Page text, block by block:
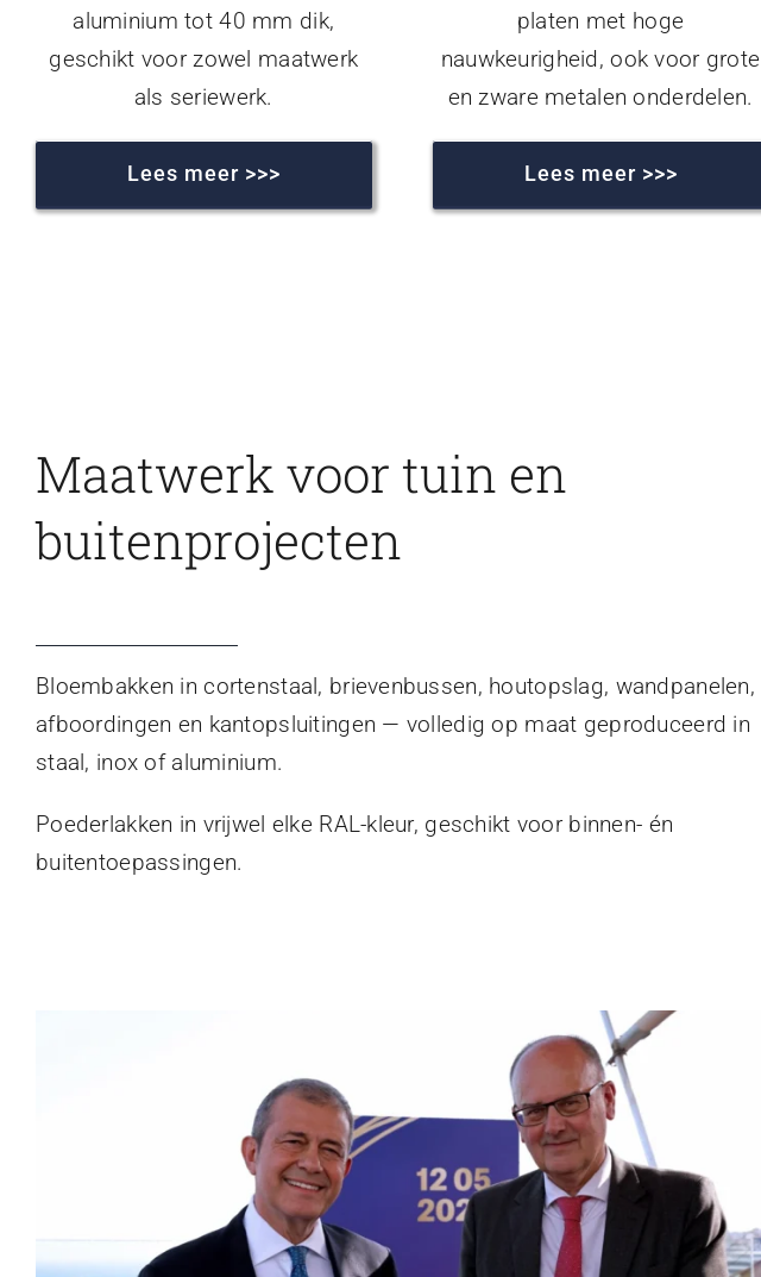
aluminium tot 40 mm dik,
geschikt voor zowel maatwerk
als seriewerk.
Lees meer >>>
platen met hoge
nauwkeurigheid, ook voor grote
en zware metalen onderdelen.
Lees meer >>>
Maatwerk voor tuin en
buitenprojecten
Bloembakken in cortenstaal, brievenbussen, houtopslag, wandpanelen,
afboordingen en kantopsluitingen — volledig op maat geproduceerd in
staal, inox of aluminium.
Poederlakken in vrijwel elke RAL-kleur, geschikt voor binnen- én
buitentoepassingen.